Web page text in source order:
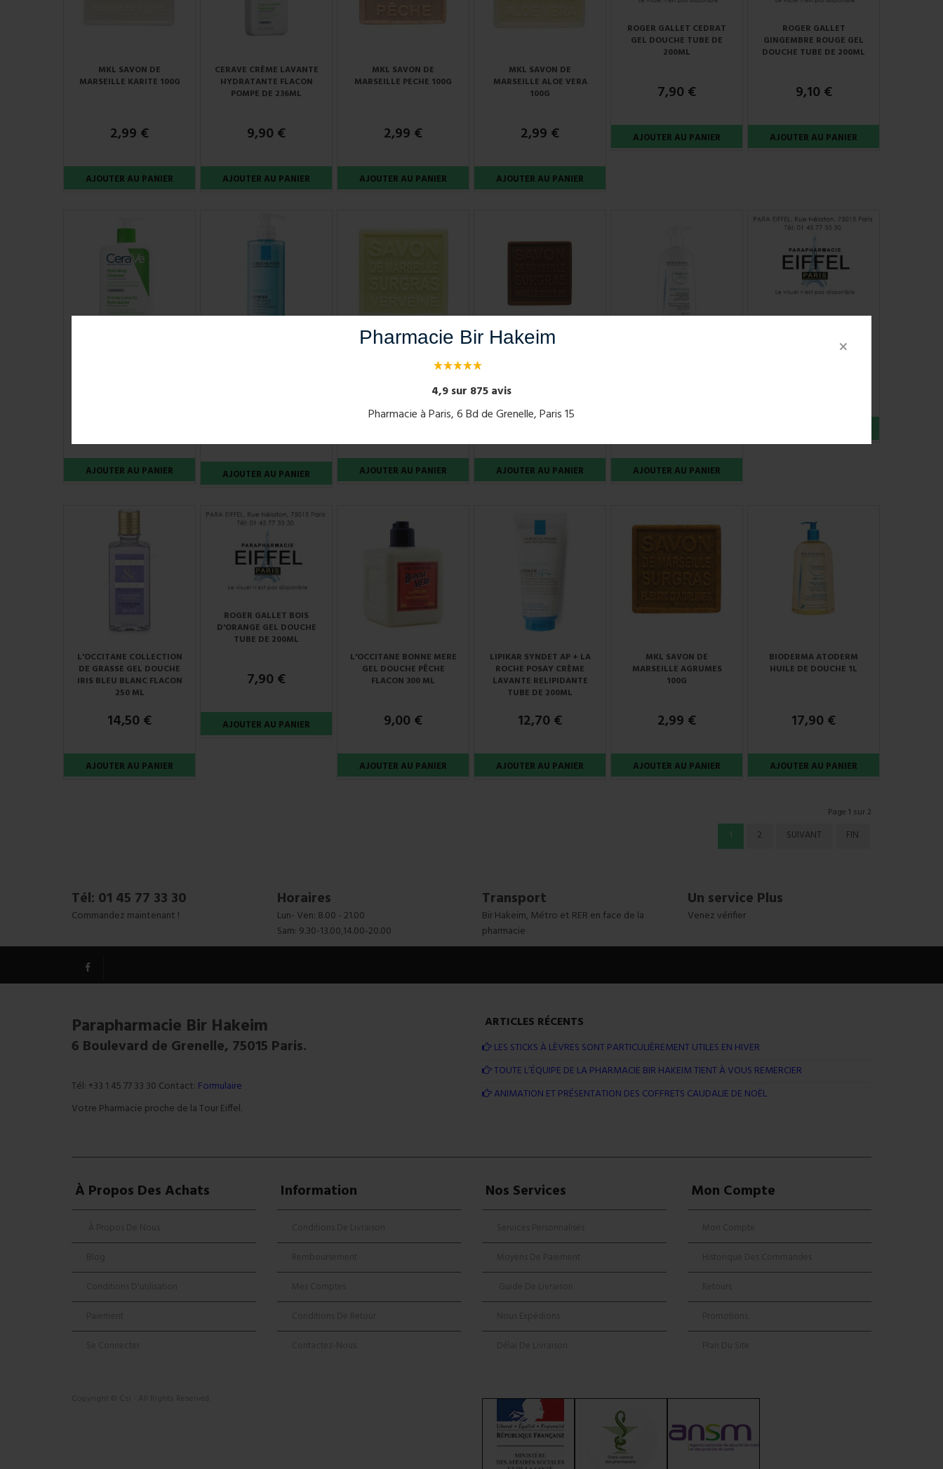
×
Pharmacie Bir Hakeim
4,9 sur 875 avis
Pharmacie à Paris, 6 Bd de Grenelle, Paris 15
MKL SAVON DE
MARSEILLE KARITE 100G
2,99 €
CERAVE CRÈME LAVANTE
HYDRATANTE FLACON
POMPE DE 236ML
9,90 €
MKL SAVON DE
MARSEILLE PECHE 100G
2,99 €
MKL SAVON DE
MARSEILLE ALOE VERA
100G
2,99 €
ROGER GALLET CEDRAT
GEL DOUCHE TUBE DE
200ML
7,90 €
ROGER GALLET
GINGEMBRE ROUGE GEL
DOUCHE TUBE DE 200ML
9,10 €
MKL SAVON DE
MARSEILLE VERVEINE
2,99 €
DOUCHE TUBE DE 200ML
L'OCCITANE COLLECTION
DE GRASSE GEL DOUCHE
IRIS BLEU BLANC FLACON
250 ML
14,50 €
ROGER GALLET BOIS
D'ORANGE GEL DOUCHE
TUBE DE 200ML
7,90 €
L'OCCITANE BONNE MERE
GEL DOUCHE PÊCHE
FLACON 300 ML
9,00 €
LIPIKAR SYNDET AP + LA
ROCHE POSAY CRÈME
LAVANTE RELIPIDANTE
TUBE DE 200ML
12,70 €
MKL SAVON DE
MARSEILLE AGRUMES
100G
2,99 €
BIODERMA ATODERM
HUILE DE DOUCHE 1L
17,90 €
Page 1 sur 2
1 2 SUIVANT FIN
Tél: 01 45 77 33 30
Commandez maintenant !
Horaires
Lun- Ven: 8.00 - 21.00
Sam: 9.30-13.00,14.00-20.00
Transport
Bir Hakeim, Métro et RER en face de la
pharmacie
Un service Plus
Venez vérifier
Parapharmacie Bir Hakeim
6 Boulevard de Grenelle, 75015 Paris.
Tél: +33 1 45 77 33 30 Contact: Formulaire
Votre Pharmacie proche de la Tour Eiffel.
ARTICLES RÉCENTS
LES STICKS À LÈVRES SONT PARTICULIÈREMENT UTILES EN HIVER
TOUTE L’ÉQUIPE DE LA PHARMACIE BIR HAKEIM TIENT À VOUS REMERCIER
ANIMATION ET PRÉSENTATION DES COFFRETS CAUDALIE DE NOËL
À Propos Des Achats Information Nos Services Mon Compte